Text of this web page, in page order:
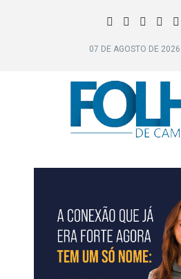
07 DE AGOSTO DE 2026